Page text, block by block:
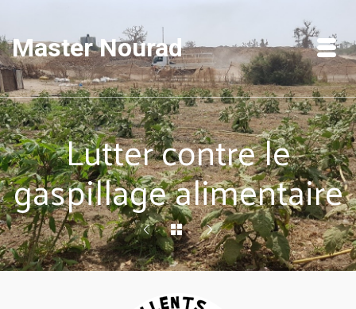
Master Nourad
Lutter contre le
gaspillage alimentaire